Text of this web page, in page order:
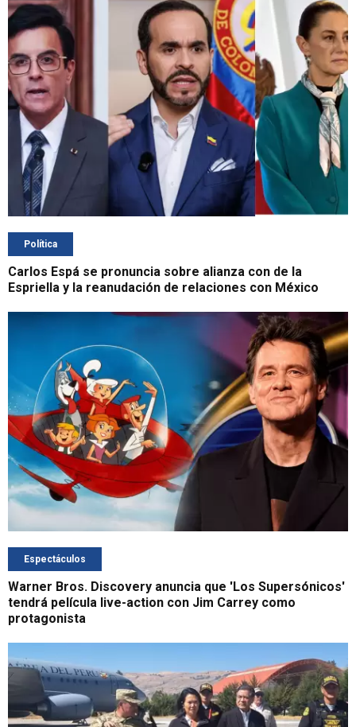
Política
Carlos Espá se pronuncia sobre alianza con de la
Espriella y la reanudación de relaciones con México
Espectáculos
Warner Bros. Discovery anuncia que 'Los Supersónicos'
tendrá película live-action con Jim Carrey como
protagonista